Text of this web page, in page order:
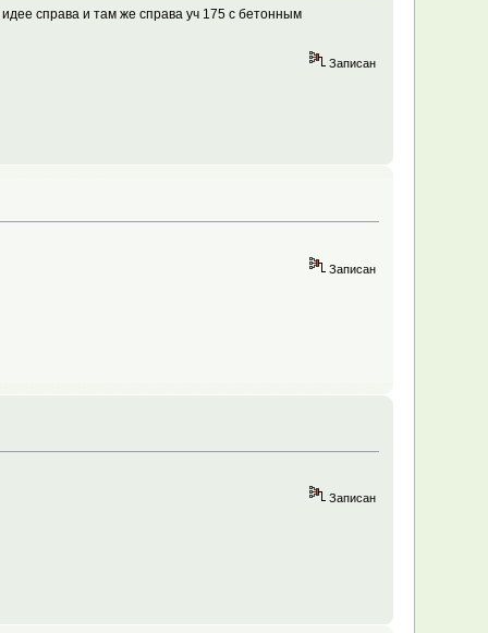
справа и там же справа уч 175 с бетонным
Записан
Записан
Записан